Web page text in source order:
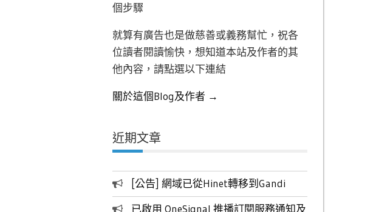
個步驟
就算有廣告也是做慈善或義務幫忙，祝各
位讀者閱讀愉快，想知道本站及作者的其
他內容，請點選以下連結
關於這個Blog及作者 →
近期文章
[公告] 網域已從Hinet轉移到Gandi
已啟用 OneSignal 推播訂閱服務通知及